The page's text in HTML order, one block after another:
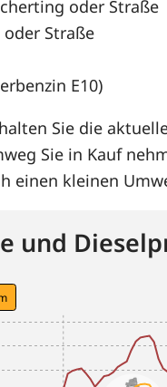
oder Straße
Straße
E10)
Sie die
Sie in Kauf
einen kleinen
und